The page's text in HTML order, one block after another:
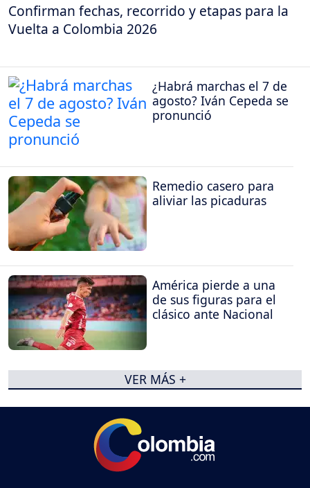
Confirman fechas, recorrido y etapas para la
Vuelta a Colombia 2026
¿Habrá marchas el 7 de
agosto? Iván Cepeda se
pronunció
Remedio casero para
aliviar las picaduras
América pierde a una
de sus figuras para el
clásico ante Nacional
VER MÁS +